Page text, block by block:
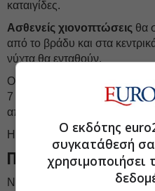
καταιγίδες.
Ασθενείς χιονοπτώσεις θα
από το βράδυ και στα
νύχτα θα ενταθούν.
Οι
θα πνέουν από
7 και στο Ιόνιο 7 με 8
απόγευμα 6 με 7 και στο
Η
θερμοκρασίαθα
Πρόγνωση για τη
Νεφώσεις με τοπικές
βροχές
Ο εκδότης
συγκατάθεσή